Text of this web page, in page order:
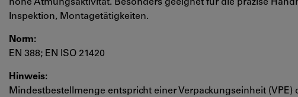
hohe Atmungsaktivität. Besonders geeignet für die präzise
Inspektion, Montagetätigkeiten.
Norm:
EN 388; EN ISO 21420
Hinweis:
Mindestbestellmenge entspricht einer Verpackungseinheit (VPE)